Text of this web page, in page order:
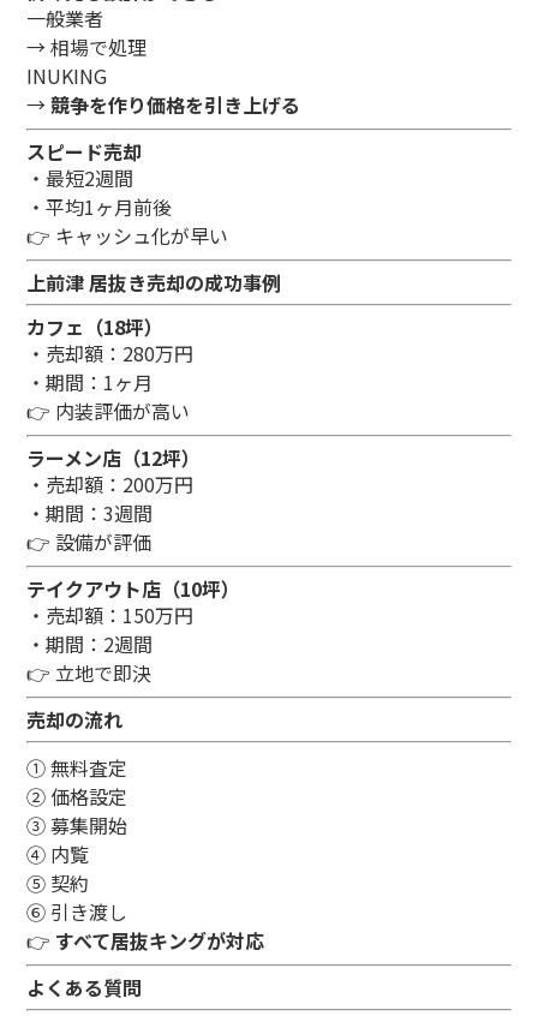
一般業者
→ 相場で処理
INUKING
→競争を作り価格を引き上げる
スピード売却
・最短2週間
・平均1ヶ月前後
👉 キャッシュ化が早い
上前津 居抜き売却の成功事例
カフェ（18坪）
・売却額：280万円
・期間：1ヶ月
👉 内装評価が高い
ラーメン店（12坪）
・売却額：200万円
・期間：3週間
👉 設備が評価
テイクアウト店（10坪）
・売却額：150万円
・期間：2週間
👉 立地で即決
売却の流れ
① 無料査定
② 価格設定
③ 募集開始
④ 内覧
⑤ 契約
⑥ 引き渡し
👉 すべて居抜キングが対応
よくある質問